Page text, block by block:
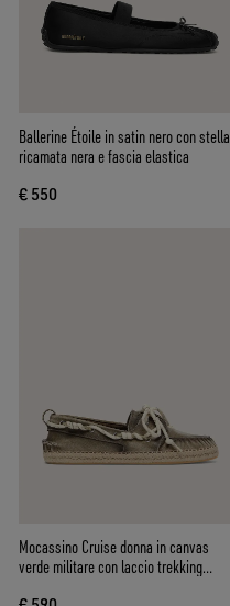
Ballerine Étoile in satin nero con stella
ricamata nera e fascia elastica
€ 550
Mocassino Cruise donna in canvas
verde militare con laccio trekking